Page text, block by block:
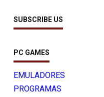
SUBSCRIBE US
PC GAMES
EMULADORES
PROGRAMAS